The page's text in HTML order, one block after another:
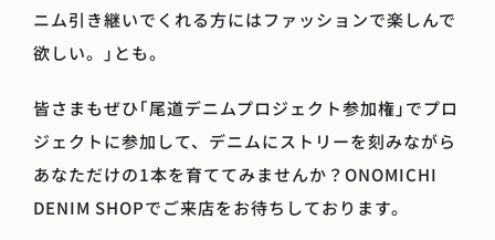
ニム引き継いでくれる方にはファッションで楽しんで
欲しい。｣とも。
皆さまもぜひ｢尾道デニムプロジェクト参加権｣でプロ
ジェクトに参加して、デニムにストリーを刻みながら
あなただけの1本を育ててみませんか？ONOMICHI
DENIM SHOPでご来店をお待ちしております。